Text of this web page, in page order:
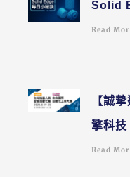
Solid
Read
【誠
擎科
Read